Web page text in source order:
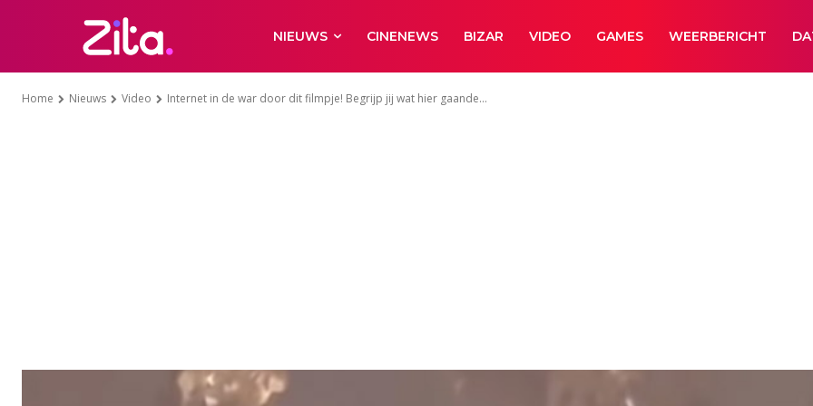
NIEUWS CINENEWS BIZAR VIDEO GAMES WEERBERICHT
Home Nieuws Video Internet in de war door dit filmpje! Begrijp jij wat hier gaande...